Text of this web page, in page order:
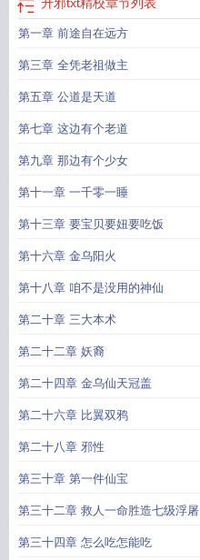
第一章 前途自在远方
第三章 全凭老祖做主
第五章 公道是天道
第七章 这边有个老道
第九章 那边有个少女
第十一章 一千零一睡
第十三章 要宝贝要妞要吃饭
第十六章 金乌阳火
第十八章 咱不是没用的神仙
第二十章 三大本术
第二十二章 妖裔
第二十四章 金乌仙天冠盖
第二十六章 比翼双鸦
第二十八章 邪性
第三十章 第一件仙宝
第三十二章 救人一命胜造七级浮屠
第三十四章 怎么吃怎能吃